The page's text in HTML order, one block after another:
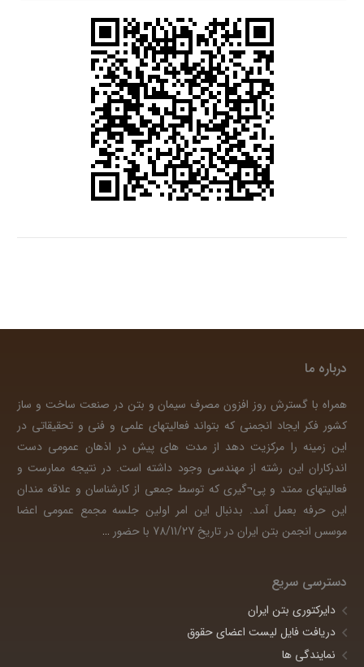
درباره ما
همراه با گسترش روز افزون مصرف سیمان و بتن در صنعت ساخت و ساز
کشور فکر ایجاد انجمنی که بتواند فعالیتهای علمی و فنی و تحقیقاتی در
این زمینه را مرکزیت دهد از مدت های پیش در اذهان عمومی دست
اندرکاران این رشته از مهندسی وجود داشته است. در نتیجه ممارست و
فعالیتهای ممتد و پی¬گیری که توسط جمعی از کارشناسان و علاقه مندان
این حرفه بعمل آمد. بدنبال این امر اولین جلسه مجمع عمومی اعضا
موسس انجمن بتن ایران در تاریخ 78/11/27 با حضور
…
دسترسی سریع
دایرکتوری بتن ایران
دریافت فایل لیست اعضای حقوق
نمایندگی ها